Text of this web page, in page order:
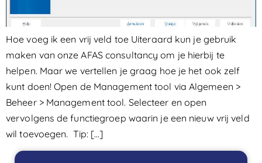
Hoe voeg ik een vrij veld toe Uiteraard kun je gebruik
maken van onze AFAS consultancy om je hierbij te
helpen. Maar we vertellen je graag hoe je het ook zelf
kunt doen! Open de Management tool via Algemeen >
Beheer > Management tool. Selecteer en open
vervolgens de functiegroep waarin je een nieuw vrij veld
wil toevoegen. Tip: […]